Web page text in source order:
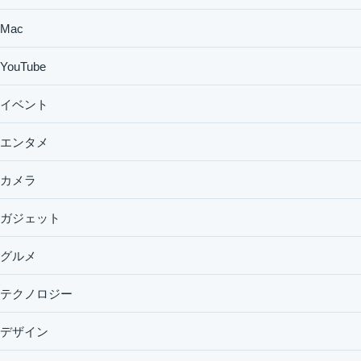
Mac
YouTube
イベント
エンタメ
カメラ
ガジェット
グルメ
テクノロジー
デザイン